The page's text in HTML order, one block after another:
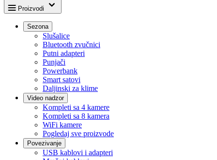
Proizvodi
Sezona
Slušalice
Bluetooth zvučnici
Putni adapteri
Punjači
Powerbank
Smart satovi
Daljinski za klime
Video nadzor
Kompleti sa 4 kamere
Kompleti sa 8 kamera
WiFi kamere
Pogledaj sve proizvode
Povezivanje
USB kablovi i adapteri